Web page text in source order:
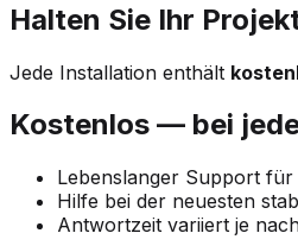
Halten Sie Ihr
Jede Installation enthält
Kostenlos — bei
Lebenslanger Support
Hilfe bei der neuesten
Antwortzeit variiert je